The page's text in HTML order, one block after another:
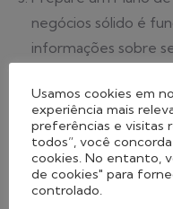
negócios sólido é
informações sobre
Temos algumas
Gerencie suas
seu negócio esteja
um controle rigoroso
sustentabilidade do
Usamos cookies em
experiência mais
preferências e visitas
todos”, você
cookies. No entanto,
de cookies" para
controlado.